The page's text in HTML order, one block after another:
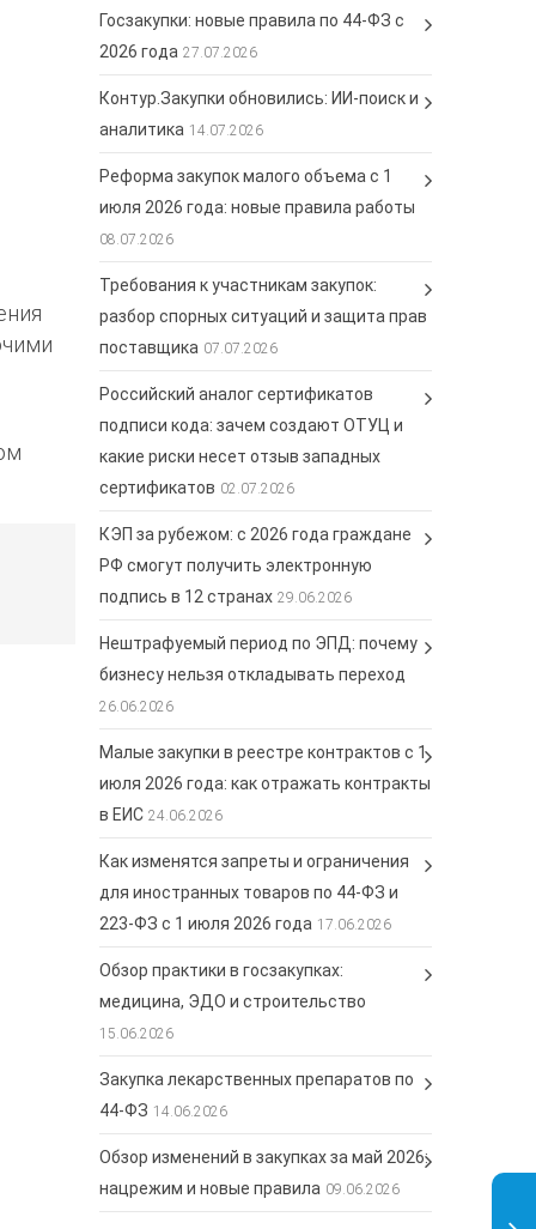
Госзакупки: новые правила по 44-ФЗ с
2026 года 27.07.2026
Контур.Закупки обновились: ИИ-поиск и
аналитика 14.07.2026
Реформа закупок малого объема с 1
июля 2026 года: новые правила работы
08.07.2026
Требования к участникам закупок:
разбор спорных ситуаций и защита прав
поставщика 07.07.2026
Российский аналог сертификатов
подписи кода: зачем создают ОТУЦ и
какие риски несет отзыв западных
сертификатов 02.07.2026
КЭП за рубежом: с 2026 года граждане
РФ смогут получить электронную
подпись в 12 странах 29.06.2026
Нештрафуемый период по ЭПД: почему
бизнесу нельзя откладывать переход
26.06.2026
Малые закупки в реестре контрактов с 1
июля 2026 года: как отражать контракты
в ЕИС 24.06.2026
Как изменятся запреты и ограничения
для иностранных товаров по 44-ФЗ и
223-ФЗ с 1 июля 2026 года 17.06.2026
Обзор практики в госзакупках:
медицина, ЭДО и строительство
15.06.2026
Закупка лекарственных препаратов по
44-ФЗ 14.06.2026
Обзор изменений в закупках за май 2026:
нацрежим и новые правила 09.06.2026